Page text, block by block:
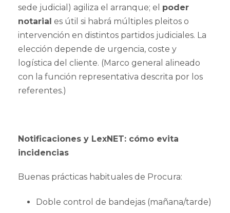
sede judicial) agiliza el arranque; el poder
notarial es útil si habrá múltiples pleitos o
intervención en distintos partidos judiciales. La
elección depende de urgencia, coste y
logística del cliente. (Marco general alineado
con la función representativa descrita por los
referentes.)
Notificaciones y LexNET: cómo evita
incidencias
Buenas prácticas habituales de Procura:
Doble control de bandejas (mañana/tarde)